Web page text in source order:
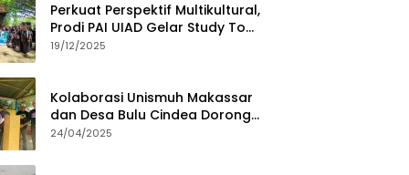
Perkuat Perspektif Multikultural,
Prodi PAI UIAD Gelar Study Tour
ke Kajang
19/12/2025
Kolaborasi Unismuh Makassar
dan Desa Bulu Cindea Dorong
Sentra Garam Industri
24/04/2025